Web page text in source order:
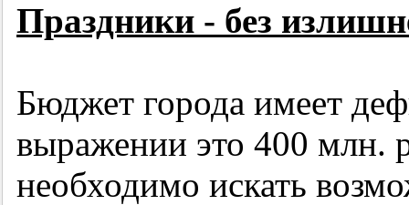
Праздники - без
Бюджет города имеет
выражении это 400 млн.
необходимо искать